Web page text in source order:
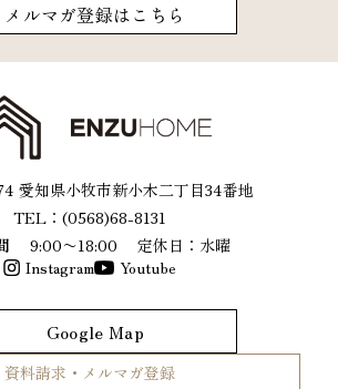
メルマガ登録はこちら
愛知県小牧市新小木二丁目34番地
TEL：(0568)68-8131
9:00〜18:00
定休日：水曜
Instagram
Youtube
Google Map
資料請求・メルマガ登録